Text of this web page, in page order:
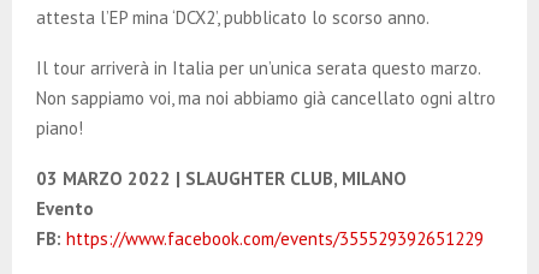
attesta l’EP mina ‘DCX2’, pubblicato lo scorso anno.
Il tour arriverà in Italia per un’unica serata questo marzo.
Non sappiamo voi, ma noi abbiamo già cancellato ogni altro
piano!
03 MARZO 2022 | SLAUGHTER CLUB, MILANO
Evento
FB: https://www.facebook.com/events/355529392651229